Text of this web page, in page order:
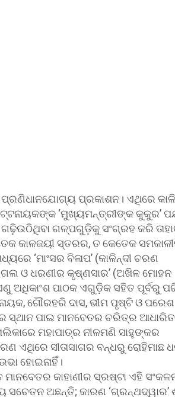
ପ୍ରକାଶନ। ଏଥିରେ
‘ମୁଖ୍ୟମନ୍ତ୍ରୀଙ୍କ କୁକୁର’
ଗଳ୍ପଗୁଡ଼ିକୁ ସଂଗ୍ରହ କରି
କାଳଜୟୀ ସ୍ତରର, ତ କେତେକ
‘ମାଂସର ବିଳାପ’ (କାଳିନ୍ଦୀ ଚରଣ
ଓ ଧରଣୀର କୃଷ୍ଣସାର’ (ଅଖିଳ ମୋହନ
ଅଧିକାଂଶ ପାଠକ ଏଗୁଡ଼ିକ ସହିତ ପୂର୍ବରୁ
ଗୌରହରି ଦାସ, ଭୀମ ପୃଷ୍ଟି ଓ ପରେଶ
ସ୍ଥାନ ପାଇ ମାନବେତର ଚରିତ୍ର
ମହାପାତ୍ର ନୀଳମଣି ସାହୁଙ୍କର
ଏଥିରେ ସୀତାସାଗର ବନ୍ଧରୁ ରୋହିମାଛ
ହୋଇନାହିଁ।
କାହାଣୀର ସ୍ରଷ୍ଟା ଏହି
ଅଛନ୍ତି; କାରଣ ‘ଗ୍ରନ୍ଥଦ୍ୱାର’